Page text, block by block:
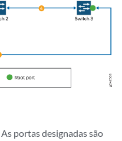
As portas designadas são